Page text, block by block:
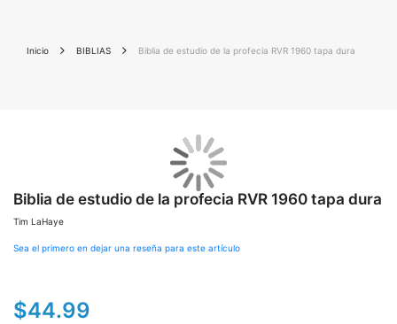
Inicio BIBLIAS Biblia de estudio de la profecia RVR 1960 tapa dura
final
de
la
de
Biblia de estudio de la profecia RVR 1960 tapa dura
Tim LaHaye
Sea el primero en dejar una reseña para este artículo
$44.99